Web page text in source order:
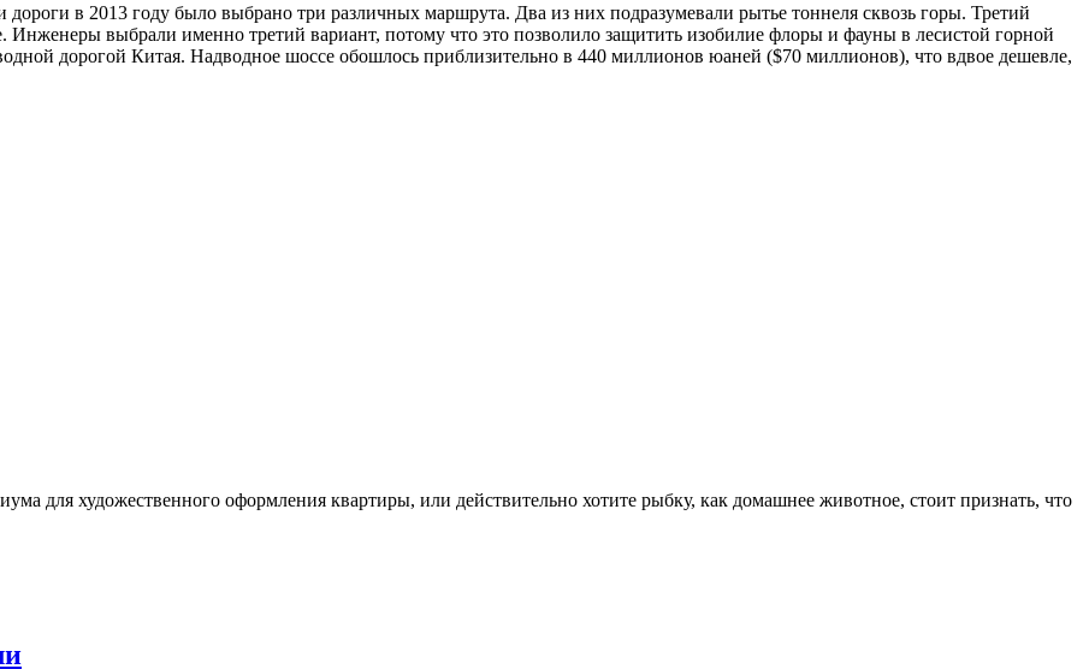
дороги в 2013 году было выбрано три различных маршрута. Два из них подразумевали рытье тоннеля сквозь горы. Третий
выбрали именно третий вариант, потому что это позволило защитить изобилие флоры и фауны в лесистой горной
дорогой Китая. Надводное шоссе обошлось приблизительно в 440 миллионов юаней ($70 миллионов), что вдвое дешевле,
для художественного оформления квартиры, или действительно хотите рыбку, как домашнее животное, стоит признать, что